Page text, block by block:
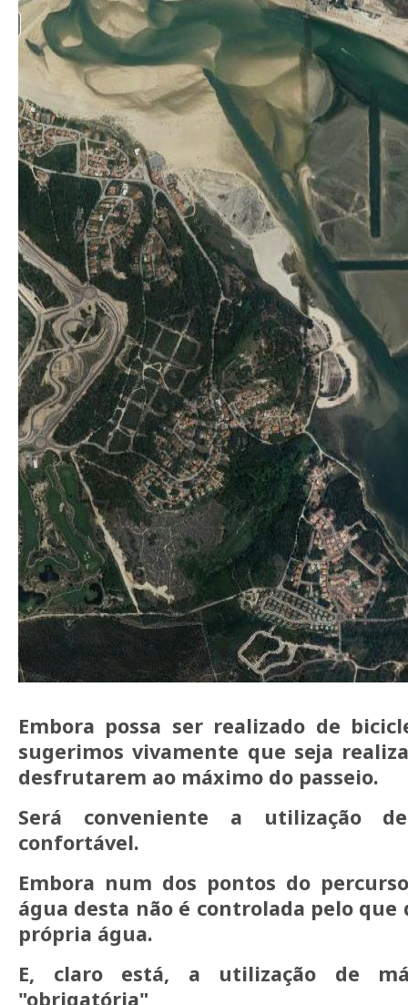
Embora possa ser realizado de
sugerimos vivamente que seja
desfrutarem ao máximo do passeio.
Será conveniente a utilização
confortável.
Embora num dos pontos do
água desta não é controlada pelo que
própria água.
E, claro está, a utilização de
"obrigatória"